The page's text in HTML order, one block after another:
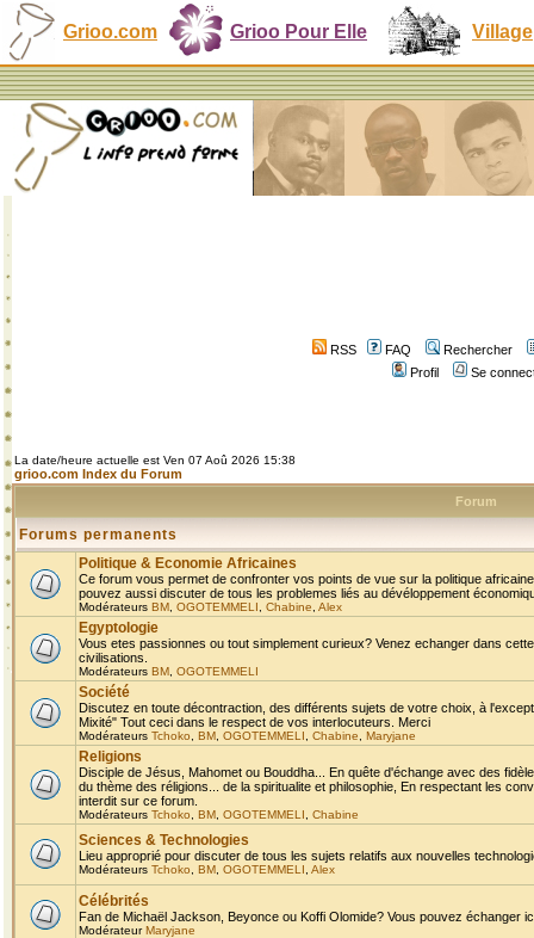
Grioo.com Grioo Pour Elle Village
RSS FAQ
Rechercher
Profil
Se
La date/heure actuelle est Ven 07 Aoû 2026 15:38
grioo.com Index du Forum
Forum
Forums permanents
Politique & Economie Africaines
Ce forum vous permet de confronter vos points de vue sur la politique
pouvez aussi discuter de tous les problemes liés au dévéloppement
Modérateurs BM OGOTEMMELI Chabine Alex
Egyptologie
Vous etes passionnes ou tout simplement curieux? Venez echanger dans
civilisations.
Modérateurs BM OGOTEMMELI
Société
Discutez en toute décontraction, des différents sujets de votre choix, à
Mixité" Tout ceci dans le respect de vos interlocuteurs. Merci
Modérateurs Tchoko BM OGOTEMMELI Chabine Maryjane
Religions
Disciple de Jésus, Mahomet ou Bouddha... En quête d'échange avec des
du thème des réligions... de la spiritualite et philosophie, En respectant les
interdit sur ce forum.
Modérateurs Tchoko BM OGOTEMMELI Chabine
Sciences & Technologies
Lieu approprié pour discuter de tous les sujets relatifs aux nouvelles
Modérateurs Tchoko BM OGOTEMMELI Alex
Célébrités
Fan de Michaël Jackson, Beyonce ou Koffi Olomide? Vous pouvez échanger
ModérateurMaryjane